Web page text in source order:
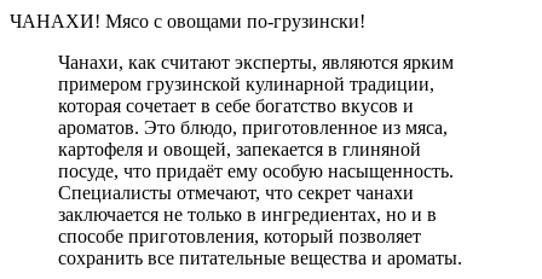
ЧАНАХИ! Мясо с овощами по-грузински!
Чанахи, как считают эксперты, являются ярким
примером грузинской кулинарной традиции,
которая сочетает в себе богатство вкусов и
ароматов. Это блюдо, приготовленное из мяса,
картофеля и овощей, запекается в глиняной
посуде, что придаёт ему особую насыщенность.
Специалисты отмечают, что секрет чанахи
заключается не только в ингредиентах, но и в
способе приготовления, который позволяет
сохранить все питательные вещества и ароматы.